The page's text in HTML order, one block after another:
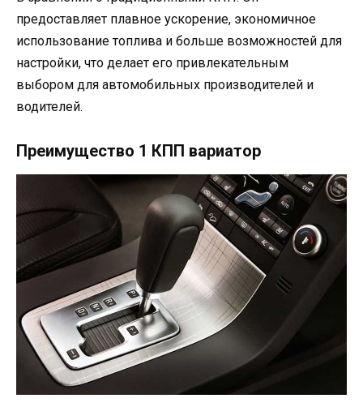
предоставляет плавное ускорение, экономичное
использование топлива и больше возможностей для
настройки, что делает его привлекательным
выбором для автомобильных производителей и
водителей.
Преимущество 1 КПП вариатор